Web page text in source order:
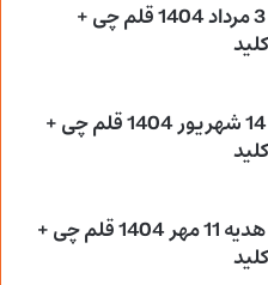
دانلود آزمون 3 مرداد 1404 قلم چی +
دانلود آزمون 14 شهریور 1404 قلم چی +
دانلود آزمون هدیه 11 مهر 1404 قلم چی +